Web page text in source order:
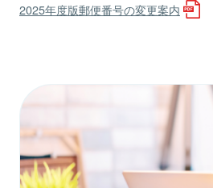
2025年度版郵便番号の変更案内